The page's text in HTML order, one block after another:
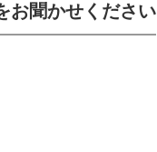
お聞かせください